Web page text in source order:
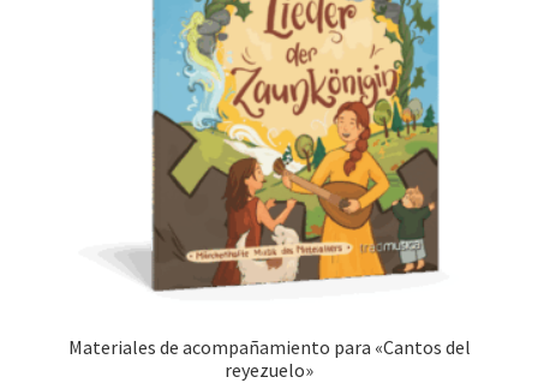
Materiales de acompañamiento para «Cantos del
reyezuelo»